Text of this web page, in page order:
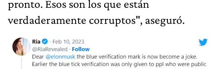
pronto. Esos son los que están
verdaderamente corruptos", aseguró.